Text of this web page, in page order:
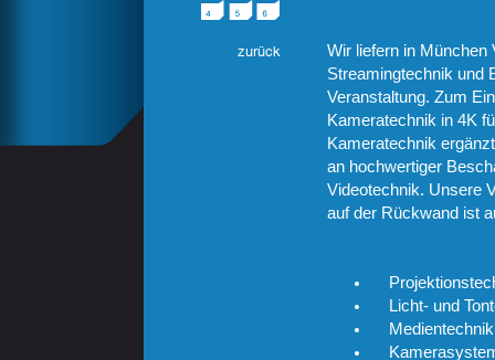
Wir liefern in München
Streamingtechnik und
Veranstaltung. Zum
Kameratechnik in 4K
Kameratechnik
an hochwertiger
Videotechnik. Unsere
auf der Rückwand ist
Licht- und
Medientechnik